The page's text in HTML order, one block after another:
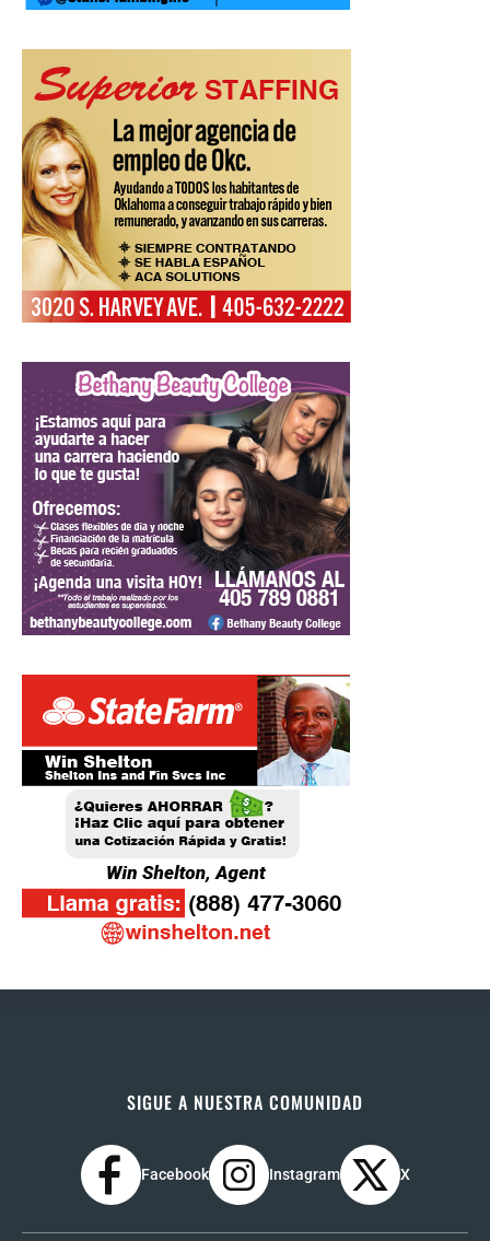
SIGUE A NUESTRA COMUNIDAD
Facebook Instagram X